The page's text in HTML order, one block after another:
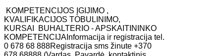
KOMPETENCIJOS ĮGIJIMO ,
KVALIFIKACIJOS TOBULINIMO,
KURSAI BUHALTERIO - APSKAITININKO
KOMPETENCIJAInformacija ir registracija tel.
0 678 68 888Registracija sms žinute +370